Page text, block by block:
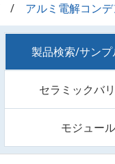
アルミ電解コン
製品検索/サンプ
セラミックバ
モジュール